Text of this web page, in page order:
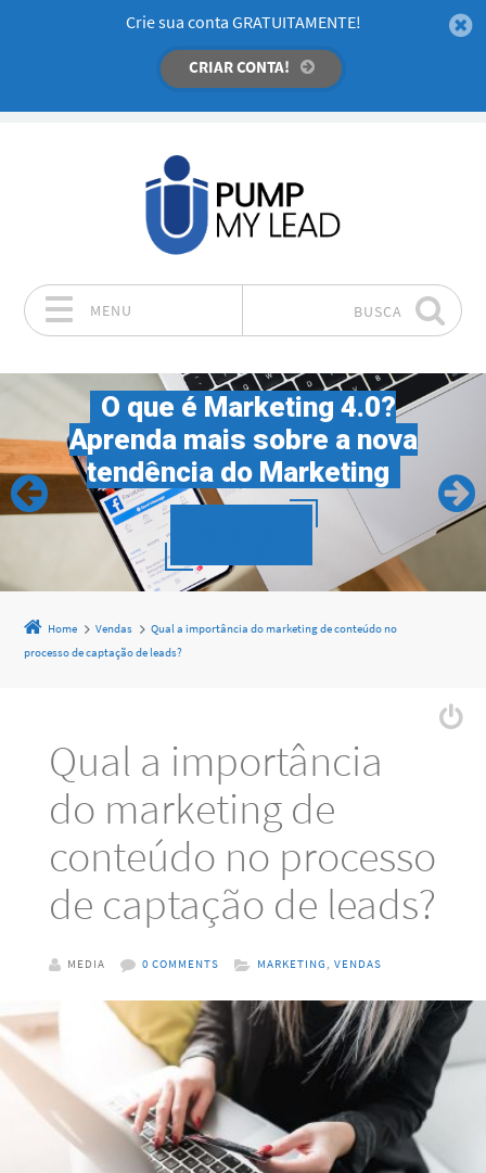
Crie sua conta GRATUITAMENTE!
CRIAR CONTA!
MENU BUSCA
O que é Marketing 4.0?
Aprenda mais sobre a nova
tendência do Marketing
Home Vendas
Qual a importância do marketing de conteúdo no
processo de captação de leads?
Qual a importância
do marketing de
conteúdo no processo
de captação de leads?
MEDIA 0 COMMENTS MARKETING , VENDAS